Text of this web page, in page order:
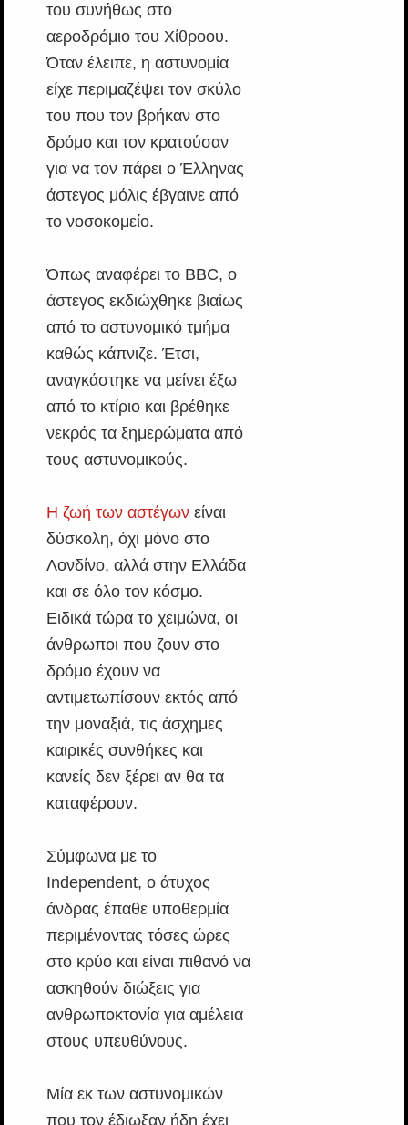
του συνήθως στο
αεροδρόμιο του Χίθροου.
Όταν έλειπε, η αστυνομία
είχε περιμαζέψει τον σκύλο
του που τον βρήκαν στο
δρόμο και τον κρατούσαν
για να τον πάρει ο Έλληνας
άστεγος μόλις έβγαινε από
το νοσοκομείο.
Όπως αναφέρει το BBC, ο
άστεγος εκδιώχθηκε βιαίως
από το αστυνομικό τμήμα
καθώς κάπνιζε. Έτσι,
αναγκάστηκε να μείνει έξω
από το κτίριο και βρέθηκε
νεκρός τα ξημερώματα από
τους αστυνομικούς.
Η ζωή των αστέγωνείναι
δύσκολη, όχι μόνο στο
Λονδίνο, αλλά στην Ελλάδα
και σε όλο τον κόσμο.
Ειδικά τώρα το χειμώνα, οι
άνθρωποι που ζουν στο
δρόμο έχουν να
αντιμετωπίσουν εκτός από
την μοναξιά, τις άσχημες
καιρικές συνθήκες και
κανείς δεν ξέρει αν θα τα
καταφέρουν.
Σύμφωνα με το
Independent, ο άτυχος
άνδρας έπαθε υποθερμία
περιμένοντας τόσες ώρες
στο κρύο και είναι πιθανό να
ασκηθούν διώξεις για
ανθρωποκτονία για αμέλεια
στους υπευθύνους.
Μία εκ των αστυνομικών
που τον έδιωξαν ήδη έχει